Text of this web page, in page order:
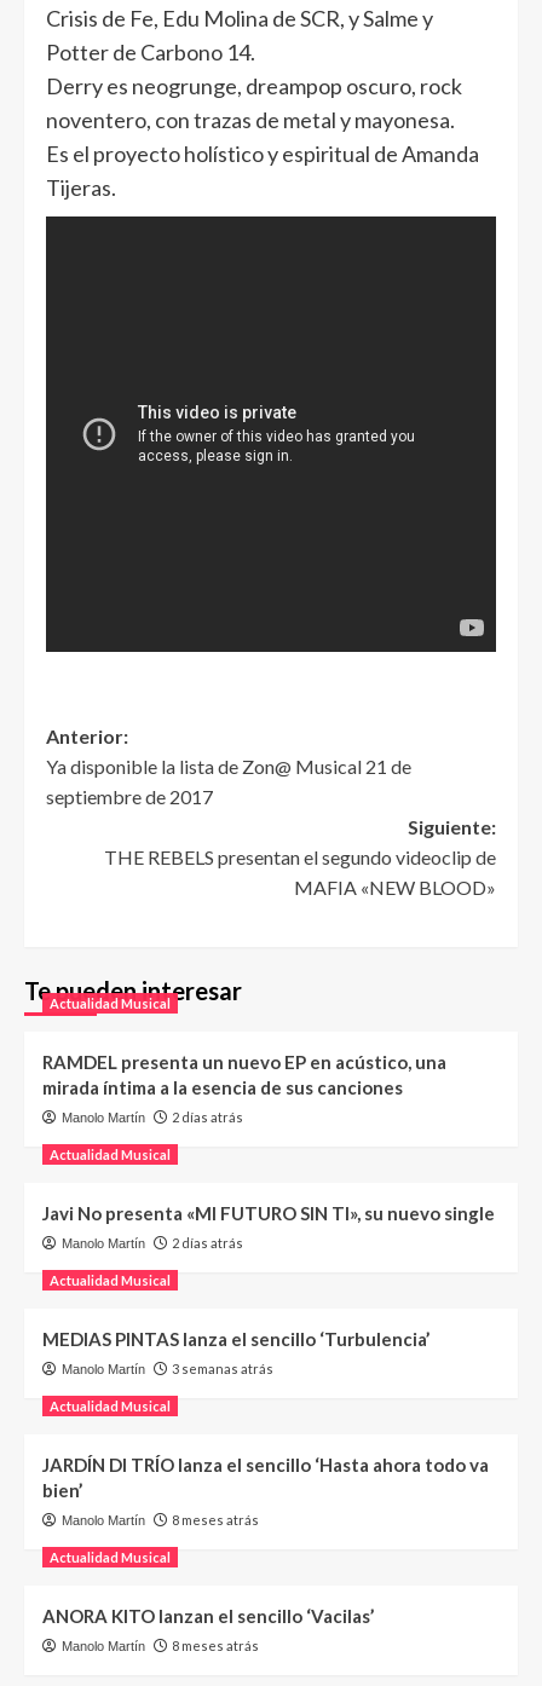
Crisis de Fe, Edu Molina de SCR, y Salme y
Potter de Carbono 14.
Derry es neogrunge, dreampop oscuro, rock
noventero, con trazas de metal y mayonesa.
Es el proyecto holístico y espiritual de Amanda
Tijeras.
Anterior:
Ya disponible la lista de Zon@ Musical 21 de
septiembre de 2017
Siguiente:
THE REBELS presentan el segundo videoclip de
MAFIA «NEW BLOOD»
Te pueden interesar
Actualidad Musical
RAMDEL presenta un nuevo EP en acústico, una
mirada íntima a la esencia de sus canciones
Manolo Martín 2 días atrás
Actualidad Musical
Javi No presenta «MI FUTURO SIN TI», su nuevo single
Manolo Martín 2 días atrás
Actualidad Musical
MEDIAS PINTAS lanza el sencillo ‘Turbulencia’
Manolo Martín 3 semanas atrás
Actualidad Musical
JARDÍN DI TRÍO lanza el sencillo ‘Hasta ahora todo va
bien’
Manolo Martín 8 meses atrás
Actualidad Musical
ANORA KITO lanzan el sencillo ‘Vacilas’
Manolo Martín 8 meses atrás